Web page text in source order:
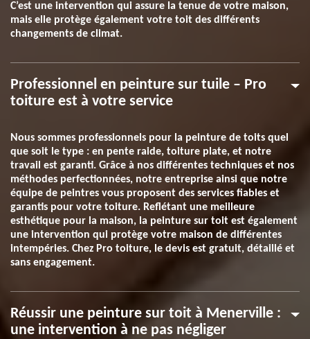
C’est une intervention qui assure la tenue de votre maison,
mais elle protège également votre toit des différents
changements de climat.
Professionnel en peinture sur tuile – Pro
toiture est à votre service
Nous sommes professionnels pour la peinture de toits quel
que soit le type : en pente raide, toiture plate, et notre
travail est garanti. Grâce à nos différentes techniques et nos
méthodes perfectionnées, notre entreprise ainsi que notre
équipe de peintres vous proposent des services fiables et
garantis pour votre toiture. Reflétant une meilleure
esthétique pour la maison, la peinture sur toit est également
une intervention qui protège votre maison de différentes
intempéries. Chez Pro toiture, le devis est gratuit, détaillé et
sans engagement.
Réussir une peinture sur toit à Menerville :
une intervention à ne pas négliger